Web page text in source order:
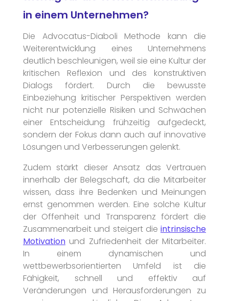
in einem Unternehmen?
Die Advocatus-Diaboli Methode kann die
Weiterentwicklung eines Unternehmens
deutlich beschleunigen, weil sie eine Kultur der
kritischen Reflexion und des konstruktiven
Dialogs fördert. Durch die bewusste
Einbeziehung kritischer Perspektiven werden
nicht nur potenzielle Risiken und Schwächen
einer Entscheidung frühzeitig aufgedeckt,
sondern der Fokus dann auch auf innovative
Lösungen und Verbesserungen gelenkt.
Zudem stärkt dieser Ansatz das Vertrauen
innerhalb der Belegschaft, da die Mitarbeiter
wissen, dass ihre Bedenken und Meinungen
ernst genommen werden. Eine solche Kultur
der Offenheit und Transparenz fördert die
Zusammenarbeit und steigert die intrinsische
Motivation und Zufriedenheit der Mitarbeiter.
In einem dynamischen und
wettbewerbsorientierten Umfeld ist die
Fähigkeit, schnell und effektiv auf
Veränderungen und Herausforderungen zu